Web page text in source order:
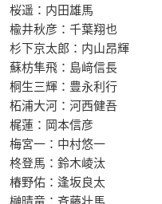
桜遥：内田雄馬
楡井秋彦：千葉翔也
杉下京太郎：内山昂輝
蘇枋隼飛：島﨑信長
桐生三輝：豊永利行
柘浦大河：河西健吾
梶蓮：岡本信彦
梅宮一：中村悠一
柊登馬：鈴木崚汰
椿野佑：逢坂良太